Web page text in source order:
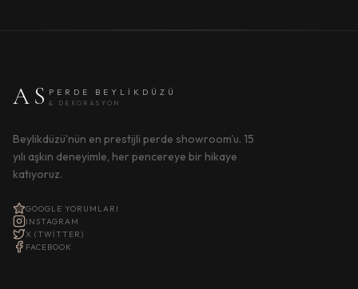
AS PERDE BEYLIKDÜZÜ
& DEKORASYON
Beylikdüzü'nün en prestijli perde showroom'u. 15
yılı aşkın deneyimle, her pencereye bir hikaye
katıyoruz.
GOOGLE YORUMLARI
INSTAGRAM
X (TWITTER)
FACEBOOK